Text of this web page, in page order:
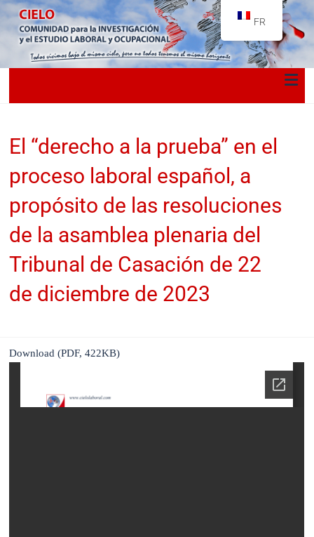
El “derecho a la prueba” en el
proceso laboral español, a
propósito de las resoluciones
de la asamblea plenaria del
Tribunal de Casación de 22
de diciembre de 2023
Download (PDF, 422KB)
FR